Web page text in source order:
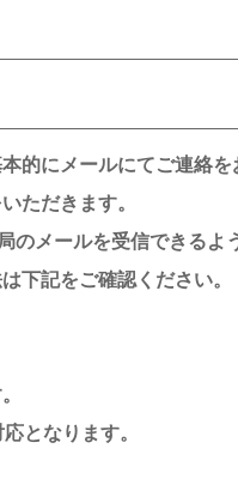
的にメールにてご連絡を
ただきます。
メールを受信できるよ
下記をご確認ください。
となります。